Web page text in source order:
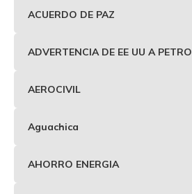
ACUERDO DE PAZ
ADVERTENCIA DE EE UU A PETRO
AEROCIVIL
Aguachica
AHORRO ENERGIA